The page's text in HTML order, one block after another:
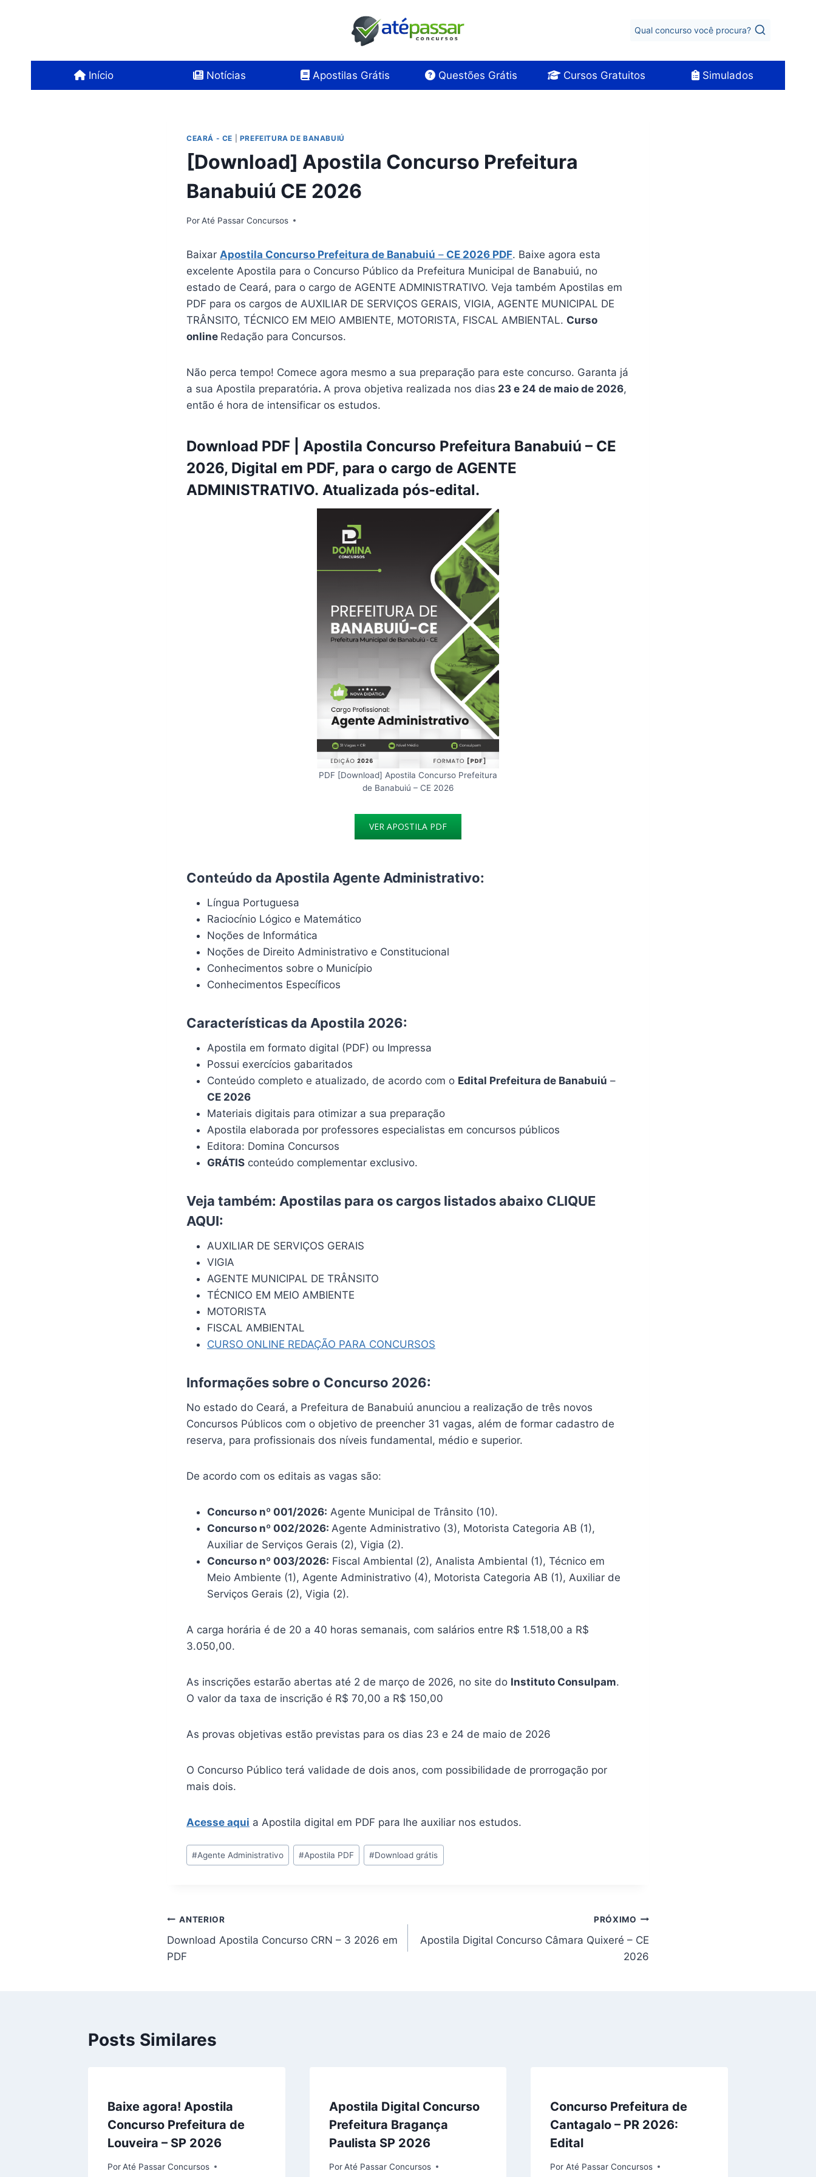
Qual concurso você procura?
Início Notícias Apostilas Grátis Questões Grátis Cursos Gratuitos Simulados
CEARÁ - CE PREFEITURA DE BANABUIÚ
[Download] Apostila Concurso Prefeitura
Banabuiú CE 2026
PorAté Passar Concursos
Baixar Apostila Concurso Prefeitura de Banabuiú – CE 2026 PDF. Baixe agora esta
excelente Apostila para o Concurso Público da Prefeitura Municipal de Banabuiú, no
estado de Ceará, para o cargo de AGENTE ADMINISTRATIVO. Veja também Apostilas em
PDF para os cargos de AUXILIAR DE SERVIÇOS GERAIS, VIGIA, AGENTE MUNICIPAL DE
TRÂNSITO, TÉCNICO EM MEIO AMBIENTE, MOTORISTA, FISCAL AMBIENTAL. Curso
online Redação para Concursos.
Não perca tempo! Comece agora mesmo a sua preparação para este concurso. Garanta já
a sua Apostila preparatória. A prova objetiva realizada nos dias 23 e 24 de maio de 2026,
então é hora de intensificar os estudos.
Download PDF | Apostila Concurso Prefeitura Banabuiú – CE
2026, Digital em PDF, para o cargo de AGENTE
ADMINISTRATIVO. Atualizada pós-edital.
PDF [Download] Apostila Concurso Prefeitura
de Banabuiú – CE 2026
VER APOSTILA PDF
Conteúdo da Apostila Agente Administrativo:
Língua Portuguesa
Raciocínio Lógico e Matemático
Noções de Informática
Noções de Direito Administrativo e Constitucional
Conhecimentos sobre o Município
Conhecimentos Específicos
Características da Apostila 2026:
Apostila em formato digital (PDF) ou Impressa
Possui exercícios gabaritados
Conteúdo completo e atualizado, de acordo com o Edital Prefeitura de Banabuiú –
CE 2026
Materiais digitais para otimizar a sua preparação
Apostila elaborada por professores especialistas em concursos públicos
Editora: Domina Concursos
GRÁTIS conteúdo complementar exclusivo.
Veja também: Apostilas para os cargos listados abaixo CLIQUE
AQUI:
AUXILIAR DE SERVIÇOS GERAIS
VIGIA
AGENTE MUNICIPAL DE TRÂNSITO
TÉCNICO EM MEIO AMBIENTE
MOTORISTA
FISCAL AMBIENTAL
CURSO ONLINE REDAÇÃO PARA CONCURSOS
Informações sobre o Concurso 2026:
No estado do Ceará, a Prefeitura de Banabuiú anunciou a realização de três novos
Concursos Públicos com o objetivo de preencher 31 vagas, além de formar cadastro de
reserva, para profissionais dos níveis fundamental, médio e superior.
De acordo com os editais as vagas são:
Concurso nº 001/2026: Agente Municipal de Trânsito (10).
Concurso nº 002/2026: Agente Administrativo (3), Motorista Categoria AB (1),
Auxiliar de Serviços Gerais (2), Vigia (2).
Concurso nº 003/2026: Fiscal Ambiental (2), Analista Ambiental (1), Técnico em
Meio Ambiente (1), Agente Administrativo (4), Motorista Categoria AB (1), Auxiliar de
Serviços Gerais (2), Vigia (2).
A carga horária é de 20 a 40 horas semanais, com salários entre R$ 1.518,00 a R$
3.050,00.
As inscrições estarão abertas até 2 de março de 2026, no site do Instituto Consulpam.
O valor da taxa de inscrição é R$ 70,00 a R$ 150,00
As provas objetivas estão previstas para os dias 23 e 24 de maio de 2026
O Concurso Público terá validade de dois anos, com possibilidade de prorrogação por
mais dois.
Acesse aqui a Apostila digital em PDF para lhe auxiliar nos estudos.
Tags
do
#Agente Administrativo #Apostila PDF #Download grátis
Navegação
de
ANTERIOR
Download Apostila Concurso CRN – 3 2026 em
PDF
PRÓXIMO
Apostila Digital Concurso Câmara Quixeré – CE
2026
Posts Similares
Baixe agora! Apostila
Concurso Prefeitura de
Louveira – SP 2026
PorAté Passar Concursos
Apostila Digital Concurso
Prefeitura Bragança
Paulista SP 2026
Por Até Passar Concursos
Concurso Prefeitura de
Cantagalo – PR 2026:
Edital
Por Até Passar Concursos